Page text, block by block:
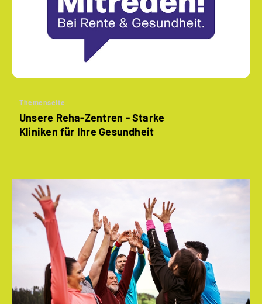
Themenseite
Unsere Reha-Zentren - Starke
Kliniken für Ihre Gesundheit